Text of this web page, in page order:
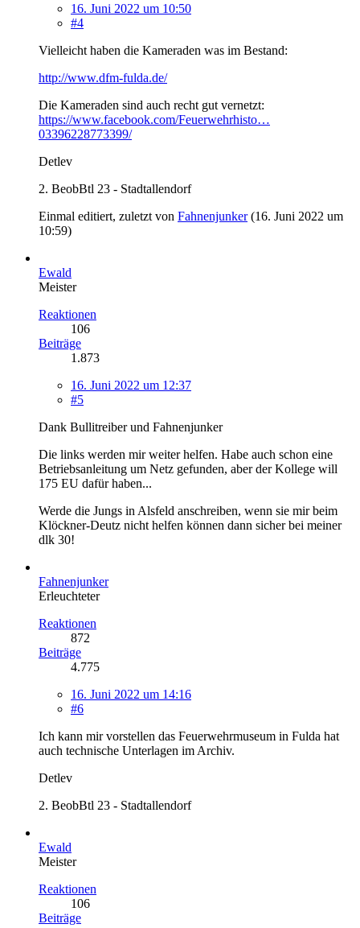
16. Juni 2022 um 10:50
#4
Vielleicht haben die Kameraden was im Bestand:
http://www.dfm-fulda.de/
Die Kameraden sind auch recht gut vernetzt:
https://www.facebook.com/Feuerwehrhisto…
03396228773399/
Detlev
2. BeobBtl 23 - Stadtallendorf
Einmal editiert, zuletzt von Fahnenjunker(16. Juni 2022 um
10:59)
Ewald
Meister
Reaktionen
106
Beiträge
1.873
16. Juni 2022 um 12:37
#5
Dank Bullitreiber und Fahnenjunker
Die links werden mir weiter helfen. Habe auch schon eine
Betriebsanleitung um Netz gefunden, aber der Kollege will
175 EU dafür haben...
Werde die Jungs in Alsfeld anschreiben, wenn sie mir beim
Klöckner-Deutz nicht helfen können dann sicher bei meiner
dlk 30!
Fahnenjunker
Erleuchteter
Reaktionen
872
Beiträge
4.775
16. Juni 2022 um 14:16
#6
Ich kann mir vorstellen das Feuerwehrmuseum in Fulda hat
auch technische Unterlagen im Archiv.
Detlev
2. BeobBtl 23 - Stadtallendorf
Ewald
Meister
Reaktionen
106
Beiträge